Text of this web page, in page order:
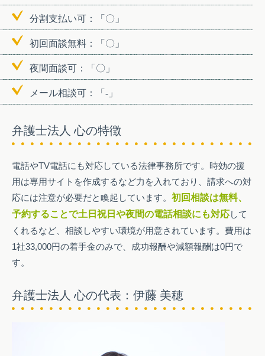
分割支払い可：「〇」
初回面談無料：「〇」
夜間面談可：「〇」
メール相談可：「-」
弁護士法人 心の特徴
電話やTV電話にも対応している法律事務所です。時効の援
用は専用サイトを作成するなど力を入れており、請求への対
応には注意が必要だと喚起しています。 初回相談は無料、
予約することで土日祝日や夜間の電話相談にも対応して
くれるなど、相談しやすい環境が用意されています。費用は
1社33,000円の着手金のみで、成功報酬や減額報酬は0円で
す。
弁護士法人 心の代表：伊藤 美穂